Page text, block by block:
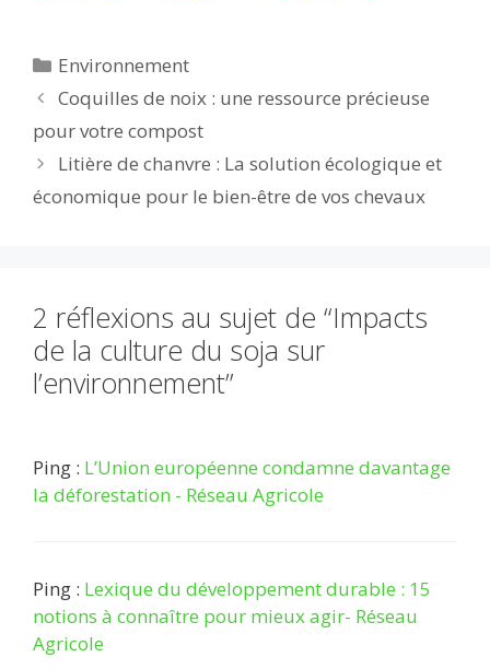
b
o
o
k
er l
t r dI
n
A
p
p
er
Catégories
Environnement
Coquilles de noix : une ressource précieuse
pour votre compost
Litière de chanvre : La solution écologique et
économique pour le bien-être de vos chevaux
2 réflexions au sujet de “Impacts
de la culture du soja sur
l’environnement”
Ping : L’Union européenne condamne davantage
la déforestation - Réseau Agricole
Ping : Lexique du développement durable : 15
notions à connaître pour mieux agir- Réseau
Agricole